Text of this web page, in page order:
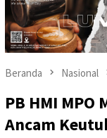
Beranda Nasional
PB HMI MPO
Ancam